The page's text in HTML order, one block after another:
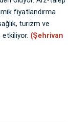
fiyatlandırma
turizm ve
(Şehrivan